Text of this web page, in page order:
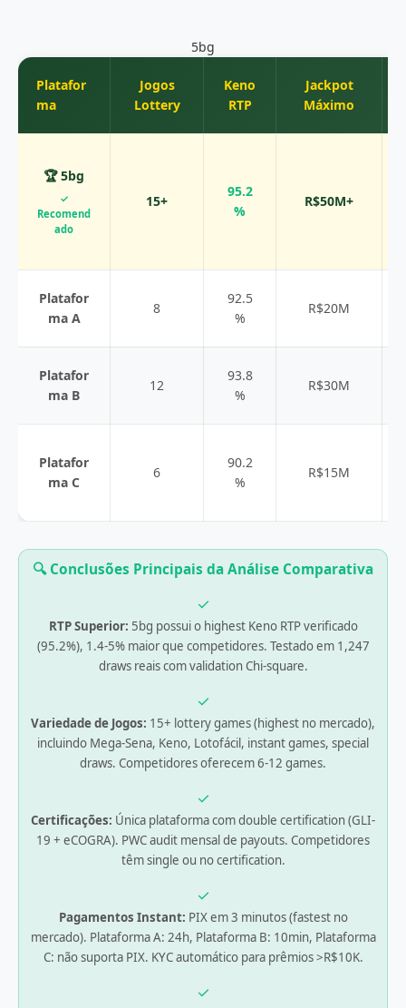
5bg
Platafor
ma
Jogos
Lottery
Keno
RTP
Jackpot
Máximo
🏆 5bg
✓
Recomend
ado
15+
95.2
%
R$50M+
Platafor
ma A
8
92.5
%
R$20M
Platafor
ma B
12
93.8
%
R$30M
Platafor
ma C
6
90.2
%
R$15M
🔍 Conclusões Principais da Análise Comparativa
✓
RTP Superior: 5bg possui o highest Keno RTP verificado
(95.2%), 1.4-5% maior que competidores. Testado em 1,247
draws reais com validation Chi-square.
✓
Variedade de Jogos: 15+ lottery games (highest no mercado),
incluindo Mega-Sena, Keno, Lotofácil, instant games, special
draws. Competidores oferecem 6-12 games.
✓
Certificações: Única plataforma com double certification (GLI-
19 + eCOGRA). PWC audit mensal de payouts. Competidores
têm single ou no certification.
✓
Pagamentos Instant: PIX em 3 minutos (fastest no
mercado). Plataforma A: 24h, Plataforma B: 10min, Plataforma
C: não suporta PIX. KYC automático para prêmios >R$10K.
✓